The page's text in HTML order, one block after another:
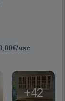
час
+42